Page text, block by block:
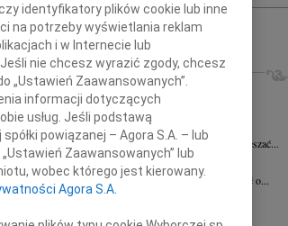
+ szukanie zaawansowane
INNE NEKROLOGI
Marek Pliszkiewicz 05.08.2026
Ze smutkiem żegnamy Profesora Marka...
Marianna Szymańska
Gdyby miłość mogła uzdrawiać a łzy wskrzeszać...
Andrzej Gołaszewski
Z wielkim smutkiem przyjęliśmy wiadomość o...
Andrzej Perzanowski
Z głębokim smutkiem i niedowierzaniem...
identyfikatory plików cookie lub inne
na potrzeby wyświetlania reklam
i w Internecie lub
nie chcesz wyrazić zgody, chcesz
„Ustawień Zaawansowanych”.
informacji dotyczących
usług. Jeśli podstawą
powiązanej – Agora S.A. – lub
Zaawansowanych” lub
wobec którego jest kierowany.
Agora S.A.